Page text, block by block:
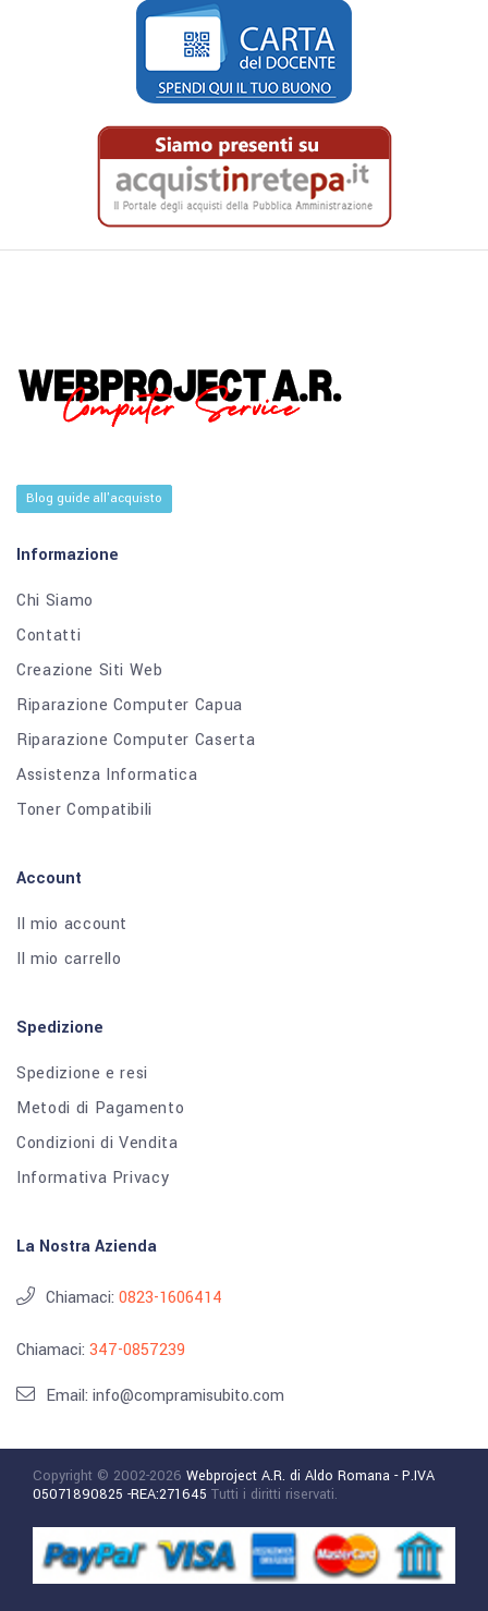
Blog guide all'acquisto
Informazione
Chi Siamo
Contatti
Creazione Siti Web
Riparazione Computer Capua
Riparazione Computer Caserta
Assistenza Informatica
Toner Compatibili
Account
Il mio account
Il mio carrello
Spedizione
Spedizione e resi
Metodi di Pagamento
Condizioni di Vendita
Informativa Privacy
La Nostra Azienda
Chiamaci: 0823-1606414
Chiamaci: 347-0857239
Email: info@compramisubito.com
Copyright © 2002-2026 Webproject A.R. di Aldo Romana - P.IVA
05071890825 -REA:271645 Tutti i diritti riservati.